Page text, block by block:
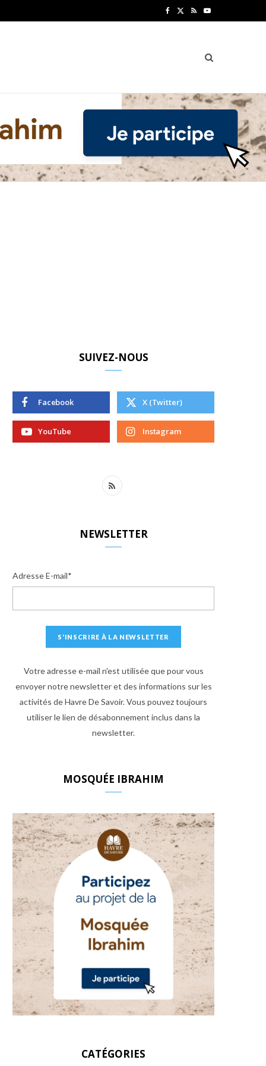
b
o
i
t
r
R Y
u
u
e
SUIVEZ-NOUS
Facebook X (Twitter)
YouTube Instagram
R
NEWSLETTER
Adresse E-mail*
Votre adresse e-mail n'est utilisée que pour vous
envoyer notre newsletter et des informations sur les
activités de Havre De Savoir. Vous pouvez toujours
utiliser le lien de désabonnement inclus dans la
newsletter.
MOSQUÉE IBRAHIM
CATÉGORIES